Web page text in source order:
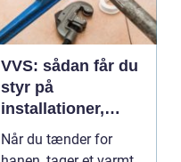
VVS: sådan får du
styr på
installationer,
komfort og
energiforbrug
Når du tænder for